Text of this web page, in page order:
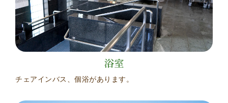
浴室
チェアインバス、個浴があります。